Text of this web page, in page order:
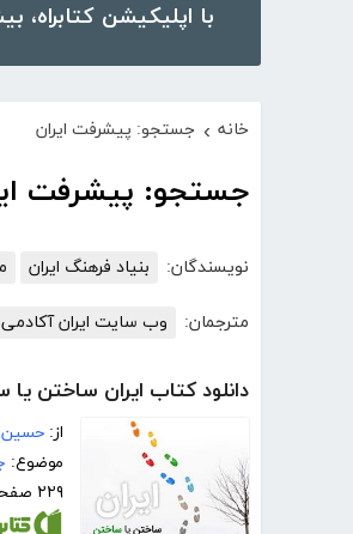
با اپلیکیشن کتابراه، بیش از ۵۰،۰۰۰ کتاب، کتاب صوتی و رمان را در موبایل و
خانه › جستجو: پیشرفت ایران
جستجو: پیشرفت
نویسندگان: بنیاد فرهنگ ایران
مترجمان: وب سایت ایران آکادمی
دانلود کتاب ایران ساختن یا
از: حسین
موضوع:
۲۲۹ صفحه